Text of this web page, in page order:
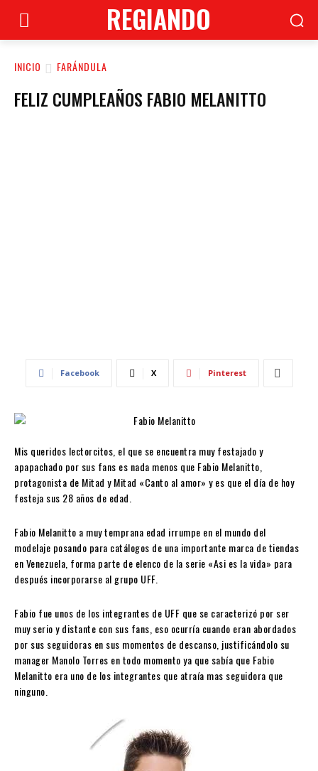
REGIANDO
INICIO FARÁNDULA
FELIZ CUMPLEAÑOS FABIO MELANITTO
Facebook X Pinterest
Mis queridos lectorcitos, el que se encuentra muy festajado y
apapachado por sus fans es nada menos que Fabio Melanitto,
protagonista de Mitad y Mitad «Canto al amor» y es que el día de hoy
festeja sus 28 años de edad.
Fabio Melanitto a muy temprana edad irrumpe en el mundo del
modelaje posando para catálogos de una importante marca de tiendas
en Venezuela, forma parte de elenco de la serie «Asi es la vida» para
después incorporarse al grupo UFF.
Fabio fue unos de los integrantes de UFF que se caracterizó por ser
muy serio y distante con sus fans, eso ocurría cuando eran abordados
por sus seguidoras en sus momentos de descanso, justificándolo su
manager Manolo Torres en todo momento ya que sabía que Fabio
Melanitto era uno de los integrantes que atraía mas seguidora que
ninguno.